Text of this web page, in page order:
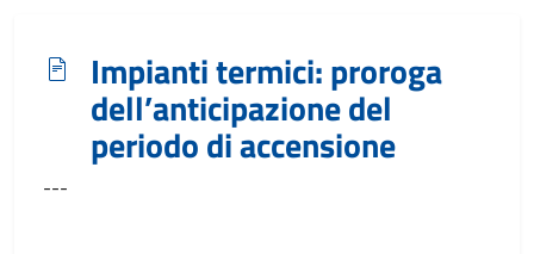
Impianti termici: proroga
dell’anticipazione del
periodo di accensione
---